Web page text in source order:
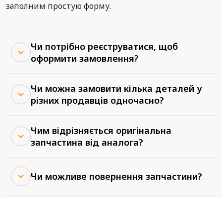
заполним простую форму.
Чи потрібно реєструватися, щоб
оформити замовлення?
Чи можна замовити кілька деталей у
різних продавців одночасно?
Чим відрізняється оригінальна
запчастина від аналога?
Чи можливе повернення запчастини?